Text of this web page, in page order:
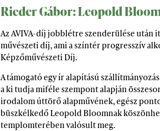
Rieder Gábor: Leopold
Az AVIVA-díj jobblétre szenderülése
művészeti díj, ami a színtér progresszív
Képzőművészeti Díj.
A támogató egy ír alapítású
a ki tudja miféle szempont alapján
irodalom úttörő alapművének, egész
büszkélkedő Leopold Bloomnak
templomterében valósult meg.